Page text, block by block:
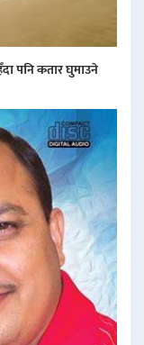
पनि कतार घुमाउने